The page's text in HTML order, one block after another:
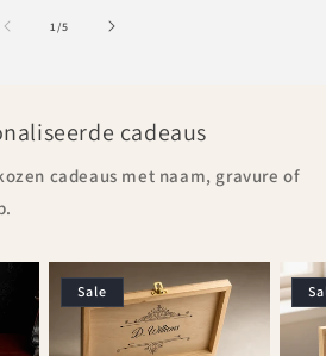
1 /of
5
cadeaus
cadeaus met naam, gravure of
Sale